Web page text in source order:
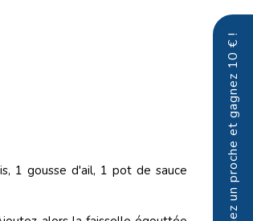
Parrainez un proche et gagnez 10 € !
1 gousse d'ail, 1 pot de sauce